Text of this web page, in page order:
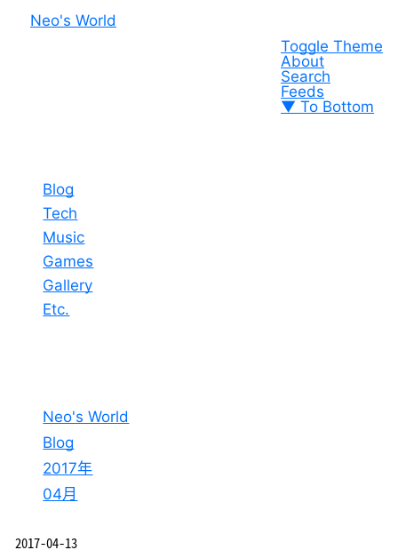
Neo's World
Toggle Theme
About
Search
Feeds
▼ To Bottom
Blog
Tech
Music
Games
Gallery
Etc.
Neo's World
Blog
2017年
04月
2017-04-13